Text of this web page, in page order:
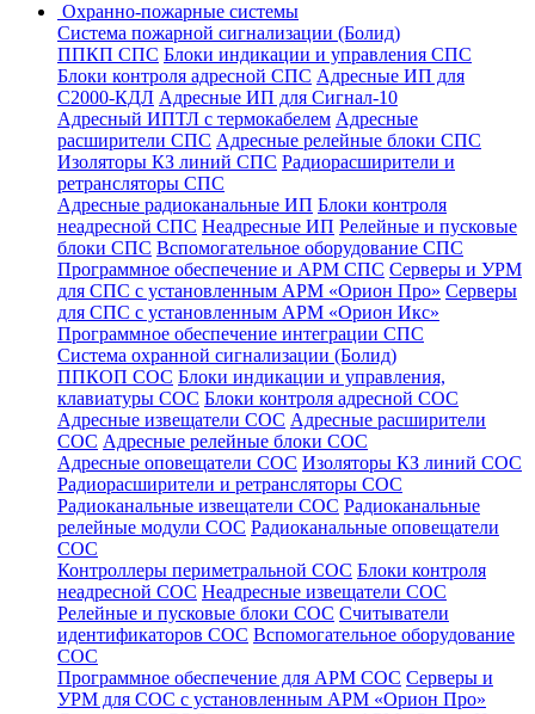
Охранно-пожарные системы
Система пожарной сигнализации (Болид)
ППКП СПС Блоки индикации и управления СПС
Блоки контроля адресной СПС Адресные ИП для
С2000-КДЛ Адресные ИП для Сигнал-10
Адресный ИПТЛ с термокабелем Адресные
расширители СПС Адресные релейные блоки СПС
Изоляторы КЗ линий СПС Радиорасширители и
ретрансляторы СПС
Адресные радиоканальные ИП Блоки контроля
неадресной СПС Неадресные ИП Релейные и пусковые
блоки СПС Вспомогательное оборудование СПС
Программное обеспечение и АРМ СПС Серверы и УРМ
для СПС с установленным АРМ «Орион Про» Серверы
для СПС с установленным АРМ «Орион Икс»
Программное обеспечение интеграции СПС
Система охранной сигнализации (Болид)
ППКОП СОС Блоки индикации и управления,
клавиатуры СОС Блоки контроля адресной СОС
Адресные извещатели СОС Адресные расширители
СОС Адресные релейные блоки СОС
Адресные оповещатели СОС Изоляторы КЗ линий СОС
Радиорасширители и ретрансляторы СОС
Радиоканальные извещатели СОС Радиоканальные
релейные модули СОС Радиоканальные оповещатели
СОС
Контроллеры периметральной СОС Блоки контроля
неадресной СОС Неадресные извещатели СОС
Релейные и пусковые блоки СОС Считыватели
идентификаторов СОС Вспомогательное оборудование
СОС
Программное обеспечение для АРМ СОС Серверы и
УРМ для СОС с установленным АРМ «Орион Про»